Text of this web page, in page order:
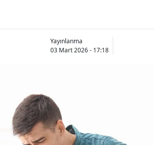
Yayınlanma
03 Mart 2026 - 17:18